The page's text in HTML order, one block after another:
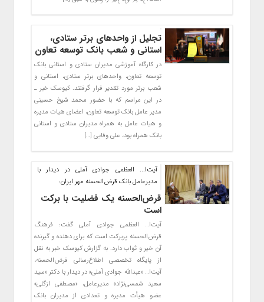
تجلیل از واحدهای برتر ستادی،
استانی و شعب بانک توسعه تعاون
در کارگاه آموزشی مدیران ستادی و استانی بانک
توسعه تعاون، واحدهای برتر ستادی، استانی و
شعب برتر مورد تقدیر قرار گرفتند. کیوسک خبر ـ
در این مراسم که با حضور محمد شیخ حسینی
مدیر عامل بانک توسعه تعاون، اعضای هیات مدیره
و هیات عامل به همراه مدیران ستادی و استانی
بانک همراه بود، علی وفایی […]
آیت‌‌ا... العظمی جوادی آملی در دیدار با
مدیرعامل بانک قرض‌الحسنه مهر ایران:
قرض‌الحسنه یک فضلیت با برکت
است
آیت‌ا… العظمی جوادی آملی گفت: فرهنگ
قرض‌الحسنه پربرکت است که برای دهنده و گیرنده
آن خیر و ثواب دارد. به گزارش کیوسک خبر به نقل
از پایگاه تخصصی اطلاع‌رسانی قرض‌الحسنه،
آیت‌ا… «عبدالله جوادی آملی» در دیدار با دکتر «سید
سعید شمسی‌نژاد» مدیرعامل، «مصطفی ازگلی»
عضو هیأت مدیره و تعدادی از مدیران بانک